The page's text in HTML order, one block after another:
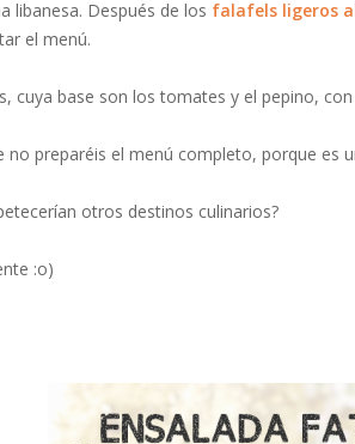
libanesa. Después de los falafels ligeros
el menú.
cuya base son los tomates y el pepino,
preparéis el menú completo, porque es
otros destinos culinarios?
:o)